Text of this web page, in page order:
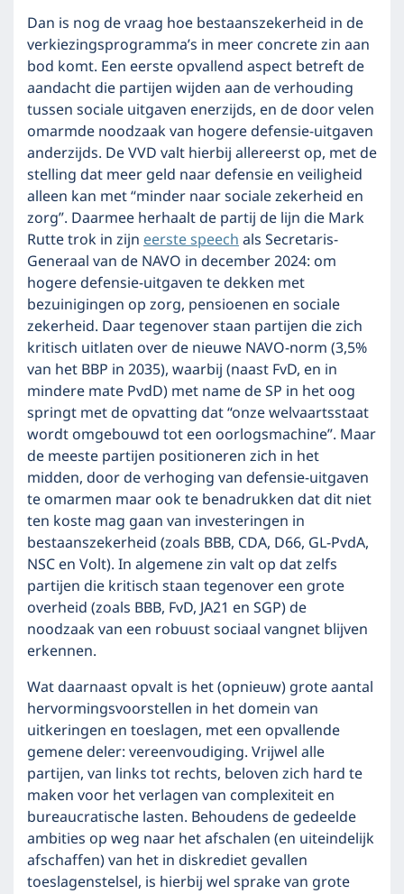
Dan is nog de vraag hoe bestaanszekerheid in de
verkiezingsprogramma’s in meer concrete zin aan
bod komt. Een eerste opvallend aspect betreft de
aandacht die partijen wijden aan de verhouding
tussen sociale uitgaven enerzijds, en de door velen
omarmde noodzaak van hogere defensie-uitgaven
anderzijds. De VVD valt hierbij allereerst op, met de
stelling dat meer geld naar defensie en veiligheid
alleen kan met “minder naar sociale zekerheid en
zorg”. Daarmee herhaalt de partij de lijn die Mark
Rutte trok in zijneerste speechals Secretaris-
Generaal van de NAVO in december 2024: om
hogere defensie-uitgaven te dekken met
bezuinigingen op zorg, pensioenen en sociale
zekerheid. Daar tegenover staan partijen die zich
kritisch uitlaten over de nieuwe NAVO-norm (3,5%
van het BBP in 2035), waarbij (naast FvD, en in
mindere mate PvdD) met name de SP in het oog
springt met de opvatting dat “onze welvaartsstaat
wordt omgebouwd tot een oorlogsmachine”. Maar
de meeste partijen positioneren zich in het
midden, door de verhoging van defensie-uitgaven
te omarmen maar ook te benadrukken dat dit niet
ten koste mag gaan van investeringen in
bestaanszekerheid (zoals BBB, CDA, D66, GL-PvdA,
NSC en Volt). In algemene zin valt op dat zelfs
partijen die kritisch staan tegenover een grote
overheid (zoals BBB, FvD, JA21 en SGP) de
noodzaak van een robuust sociaal vangnet blijven
erkennen.
Wat daarnaast opvalt is het (opnieuw) grote aantal
hervormingsvoorstellen in het domein van
uitkeringen en toeslagen, met een opvallende
gemene deler: vereenvoudiging. Vrijwel alle
partijen, van links tot rechts, beloven zich hard te
maken voor het verlagen van complexiteit en
bureaucratische lasten. Behoudens de gedeelde
ambities op weg naar het afschalen (en uiteindelijk
afschaffen) van het in diskrediet gevallen
toeslagenstelsel, is hierbij wel sprake van grote